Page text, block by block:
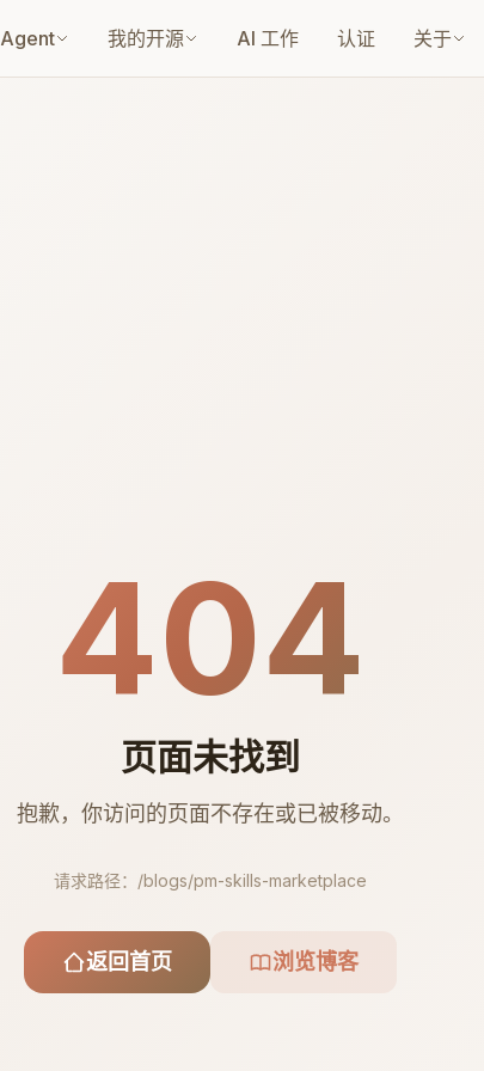
Agent 我的开源 AI 工作 认证 关于
404
页面未找到
抱歉，你访问的页面不存在或已被移动。
请求路径： /blogs/pm-skills-marketplace
返回首页 浏览博客